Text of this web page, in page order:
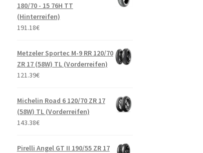
180/70 - 15 76H TT
(Hinterreifen)
191.18€
Metzeler Sportec M-9 RR 120/70
ZR 17 (58W) TL (Vorderreifen)
121.39€
Michelin Road 6 120/70 ZR 17
(58W) TL (Vorderreifen)
143.38€
Pirelli Angel GT II 190/55 ZR 17